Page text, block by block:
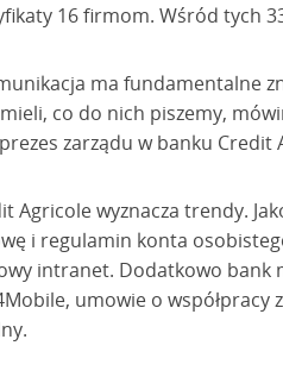
16 firmom. Wśród tych
ma fundamentalne
co do nich piszemy,
zarządu w banku
Agricole wyznacza trendy.
i regulamin konta
intranet. Dodatkowo bank
umowie o